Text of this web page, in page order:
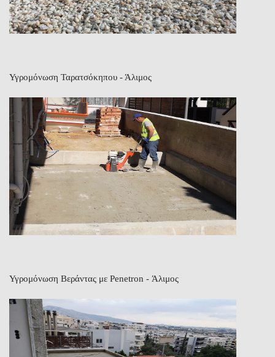
Υγρομόνωση Ταρατσόκηπου - Άλιμος
Υγρομόνωση Βεράντας με Penetron - Άλιμος